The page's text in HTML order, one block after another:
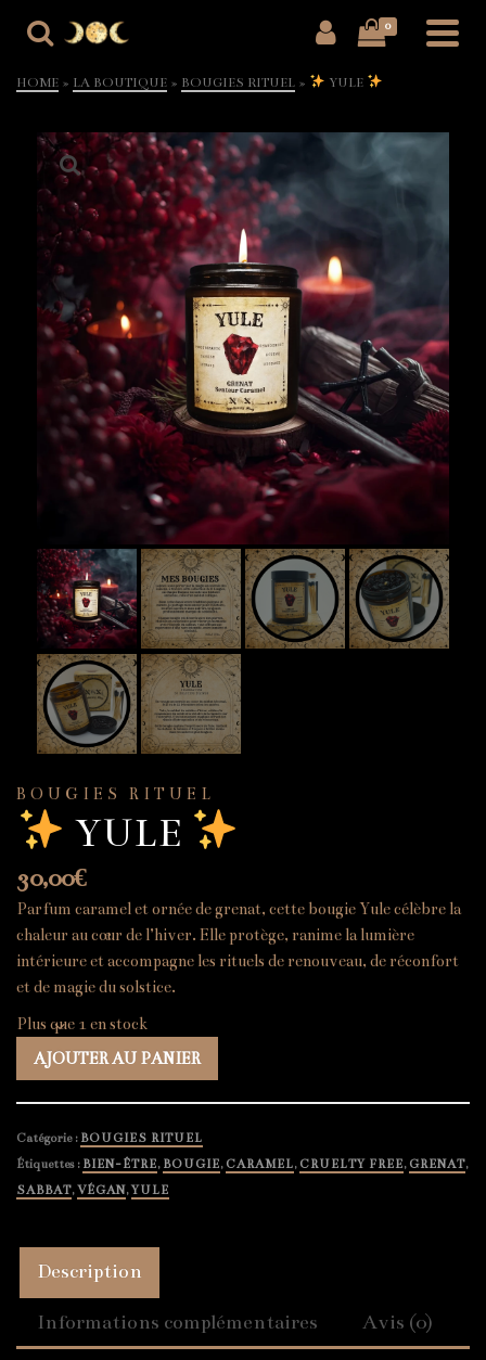
0
HOME » LA BOUTIQUE » BOUGIES RITUEL » YULE
BOUGIES RITUEL
YULE
30,00€
Parfum caramel et ornée de grenat, cette bougie Yule célèbre la
chaleur au cœur de l’hiver. Elle protège, ranime la lumière
intérieure et accompagne les rituels de renouveau, de réconfort
et de magie du solstice.
Plus que 1 en stock
quantité
AJOUTER AU PANIER
Catégorie : BOUGIES RITUEL
Étiquettes : BIEN-ÊTRE, BOUGIE, CARAMEL, CRUELTY FREE, GRENAT,
SABBAT,VÉGAN,YULE
Description
Informations complémentaires Avis (0)